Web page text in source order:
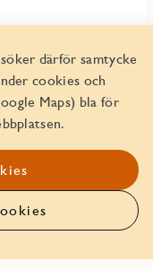
därför samtycke
cookies och
Maps) bla för
2103